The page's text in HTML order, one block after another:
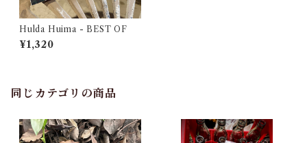
Hulda Huima - BEST OF
¥1,320
同じカテゴリの商品